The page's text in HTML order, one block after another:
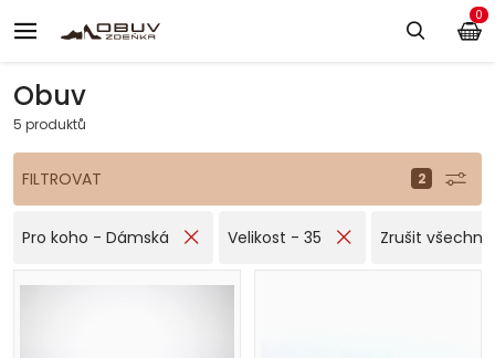
Obuv
5 produktů
FILTROVAT
Pro koho - Dámská Velikost - 35 Zrušit
0